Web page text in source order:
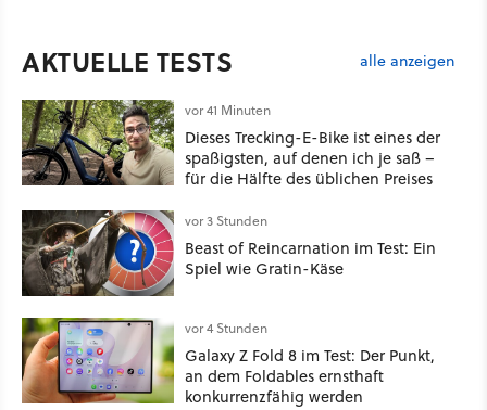
AKTUELLE TESTS alle anzeigen
vor 41 Minuten
Dieses Trecking-E-Bike ist eines der
spaßigsten, auf denen ich je saß –
für die Hälfte des üblichen Preises
vor 3 Stunden
Beast of Reincarnation im Test: Ein
Spiel wie Gratin-Käse
vor 4 Stunden
Galaxy Z Fold 8 im Test: Der Punkt,
an dem Foldables ernsthaft
konkurrenzfähig werden